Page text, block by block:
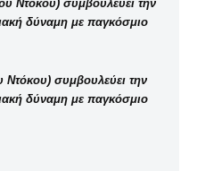
Ντόκου) συμβουλεύει την
δύναμη με παγκόσμιο
συμβουλεύει την
δύναμη με παγκόσμιο